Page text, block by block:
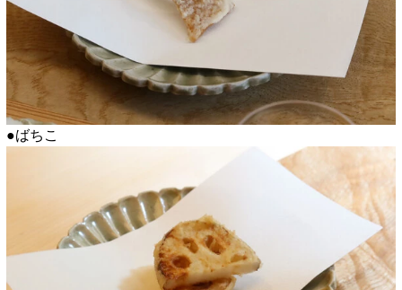
●ばちこ